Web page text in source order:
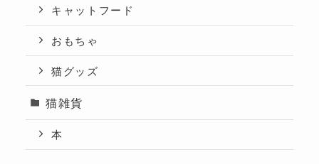
キャットフード
おもちゃ
猫グッズ
猫雑貨
本